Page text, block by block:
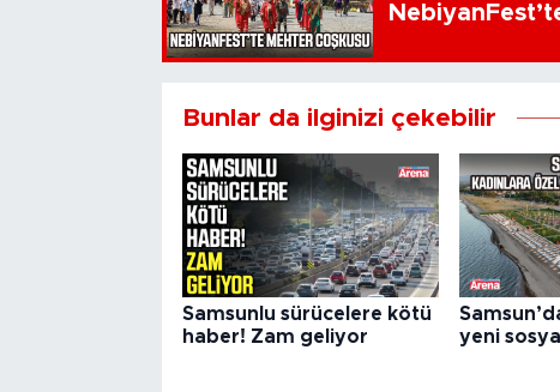
Bunlar da ilginizi çekebilir
Samsunlu sürücelere kötü
haber! Zam geliyor
yeni